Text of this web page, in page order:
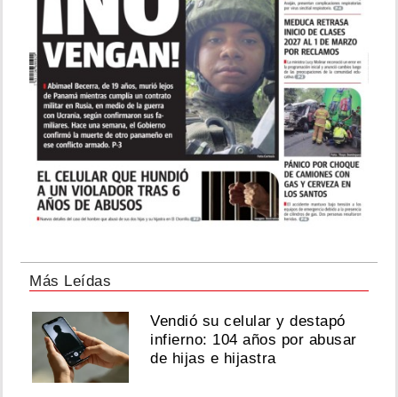
Más Leídas
Vendió su celular y destapó
infierno: 104 años por abusar
de hijas e hijastra